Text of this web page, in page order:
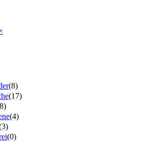
(8)
(17)
)
(4)
3)
(0)